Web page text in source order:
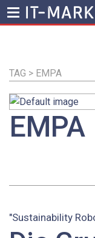
Inhalt
TAG > EMPA
EMPA
"Sustainability